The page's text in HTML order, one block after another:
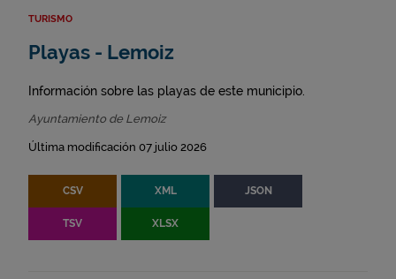
TURISMO
Playas - Lemoiz
Información sobre las playas de este municipio.
Ayuntamiento de Lemoiz
Última modificación 07 julio 2026
CSV XML JSON
TSV XLSX